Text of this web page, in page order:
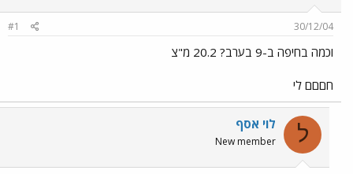
ש
א
ר
30/12/04
#1
וכמה בחיפה ב-9 בערב? 20.2 מ"צ
חםםם לי
ל לוי אסף
New member